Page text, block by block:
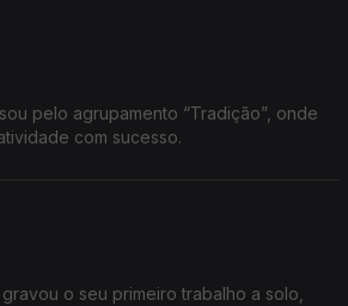
pelo agrupamento “Tradição”, onde
com sucesso.
o seu primeiro trabalho a solo,